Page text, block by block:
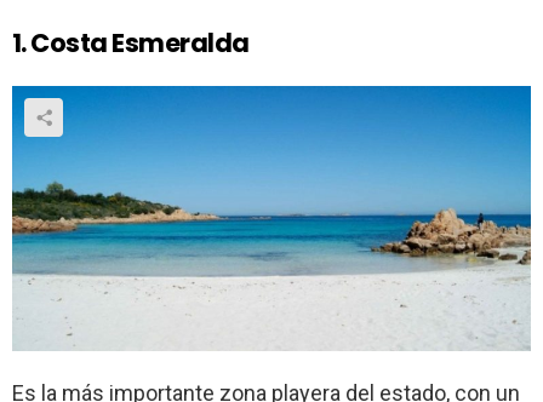
1. Costa Esmeralda
Es la más importante zona playera del estado, con un